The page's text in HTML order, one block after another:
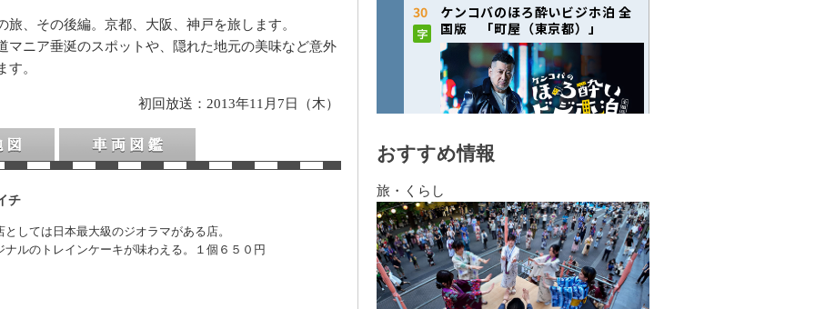
、その後編。京都、大阪、神戸を旅します。
マニア垂涎のスポットや、隠れた地元の美味など意外
。
初回放送：2013年11月7日（木）
車両図鑑
チ
としては日本最大級のジオラマがある店。
ナルのトレインケーキが味わえる。１個６５０円
おすすめ情報
旅・くらし